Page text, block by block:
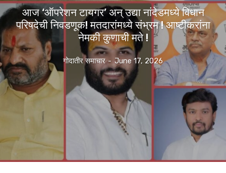
आज ‘ऑपरेशन टायगर’ अन् उद्या नांदेडमध्ये विधान
परिषदेची निवडणूक! मतदारांमध्ये संभ्रम ! आष्टीकरांना
नेमकी कुणाची मते !
गोदातीर समाचार - June 17, 2026